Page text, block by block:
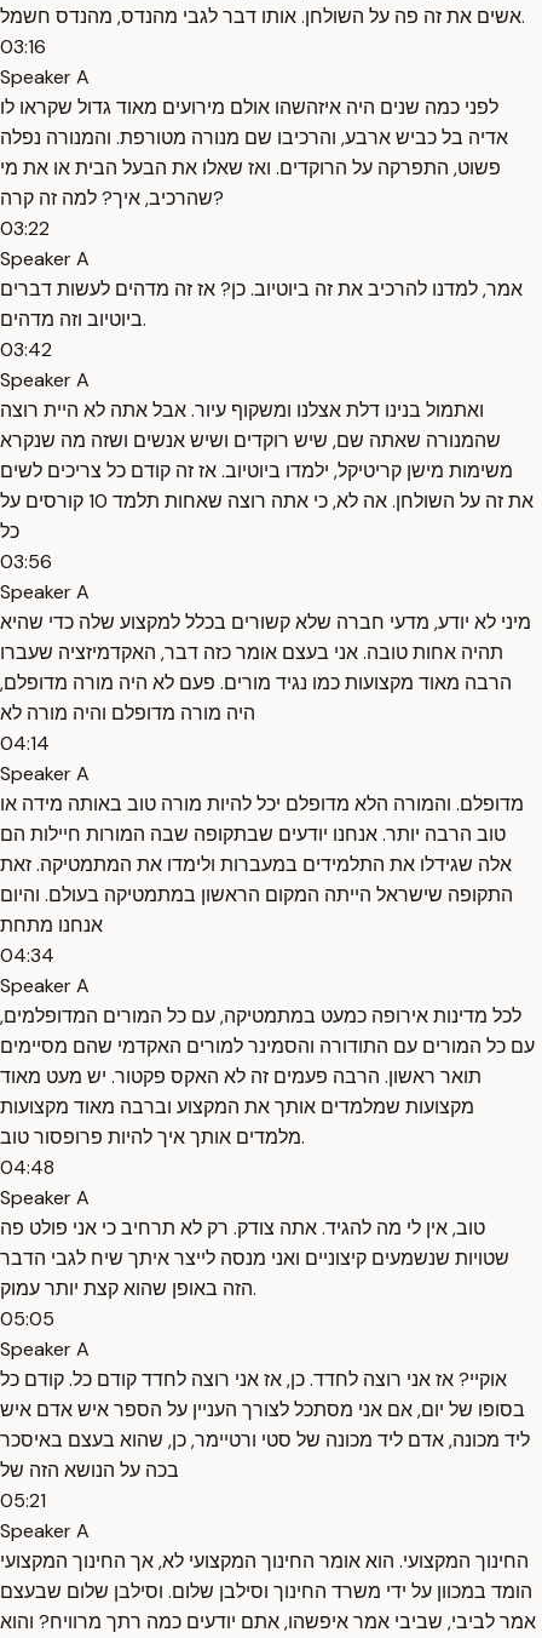
אשים את זה פה על השולחן. אותו דבר לגבי מהנדס, מהנדס חשמל.
03:16
Speaker A
לפני כמה שנים היה איזהשהו אולם מירועים מאוד גדול שקראו לו
אדיה בל כביש ארבע, והרכיבו שם מנורה מטורפת. והמנורה נפלה
פשוט, התפרקה על הרוקדים. ואז שאלו את הבעל הבית או את מי
שהרכיב, איך? למה זה קרה?
03:22
Speaker A
אמר, למדנו להרכיב את זה ביוטיוב. כן? אז זה מדהים לעשות דברים
ביוטיוב וזה מדהים.
03:42
Speaker A
ואתמול בנינו דלת אצלנו ומשקוף עיור. אבל אתה לא היית רוצה
שהמנורה שאתה שם, שיש רוקדים ושיש אנשים ושזה מה שנקרא
משימות מישן קריטיקל, ילמדו ביוטיוב. אז זה קודם כל צריכים לשים
את זה על השולחן. אה לא, כי אתה רוצה שאחות תלמד 10 קורסים על
כל
03:56
Speaker A
מיני לא יודע, מדעי חברה שלא קשורים בכלל למקצוע שלה כדי שהיא
תהיה אחות טובה. אני בעצם אומר כזה דבר, האקדמיזציה שעברו
הרבה מאוד מקצועות כמו נגיד מורים. פעם לא היה מורה מדופלם,
היה מורה מדופלם והיה מורה לא
04:14
Speaker A
מדופלם. והמורה הלא מדופלם יכל להיות מורה טוב באותה מידה או
טוב הרבה יותר. אנחנו יודעים שבתקופה שבה המורות חיילות הם
אלה שגידלו את התלמידים במעברות ולימדו את המתמטיקה. זאת
התקופה שישראל הייתה המקום הראשון במתמטיקה בעולם. והיום
אנחנו מתחת
04:34
Speaker A
לכל מדינות אירופה כמעט במתמטיקה, עם כל המורים המדופלמים,
עם כל המורים עם התודורה והסמינר למורים האקדמי שהם מסיימים
תואר ראשון. הרבה פעמים זה לא האקס פקטור. יש מעט מאוד
מקצועות שמלמדים אותך את המקצוע וברבה מאוד מקצועות
מלמדים אותך איך להיות פרופסור טוב.
04:48
Speaker A
טוב, אין לי מה להגיד. אתה צודק. רק לא תרחיב כי אני פולט פה
שטויות שנשמעים קיצוניים ואני מנסה לייצר איתך שיח לגבי הדבר
הזה באופן שהוא קצת יותר עמוק.
05:05
Speaker A
אוקיי? אז אני רוצה לחדד. כן, אז אני רוצה לחדד קודם כל. קודם כל
בסופו של יום, אם אני מסתכל לצורך העניין על הספר איש אדם איש
ליד מכונה, אדם ליד מכונה של סטי ורטיימר, כן, שהוא בעצם באיסכר
בכה על הנושא הזה של
05:21
Speaker A
החינוך המקצועי. הוא אומר החינוך המקצועי לא, אך החינוך המקצועי
הומד במכוון על ידי משרד החינוך וסילבן שלום. וסילבן שלום שבעצם
אמר לביבי, שביבי אמר איפשהו, אתם יודעים כמה רתך מרוויח? והוא